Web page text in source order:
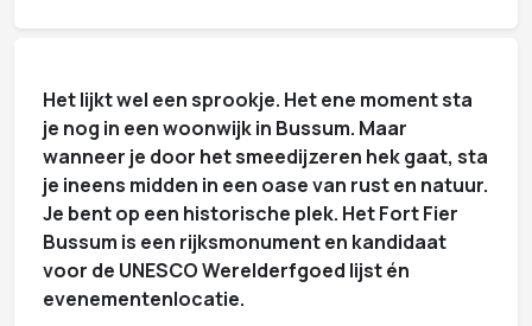
Het lijkt wel een sprookje. Het ene moment sta
je nog in een woonwijk in Bussum. Maar
wanneer je door het smeedijzeren hek gaat, sta
je ineens midden in een oase van rust en natuur.
Je bent op een historische plek. Het Fort Fier
Bussum is een rijksmonument en kandidaat
voor de UNESCO Werelderfgoed lijst én
evenementenlocatie.